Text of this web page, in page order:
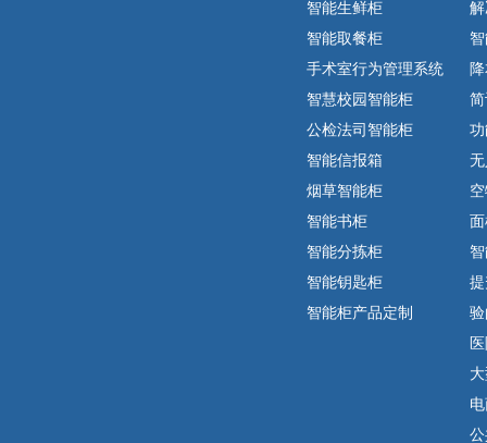
智能生鲜柜
智能取餐柜
手术室行为管理系统
智慧校园智能柜
公检法司智能柜
智能信报箱
烟草智能柜
智能书柜
智能分拣柜
智能钥匙柜
智能柜产品定制